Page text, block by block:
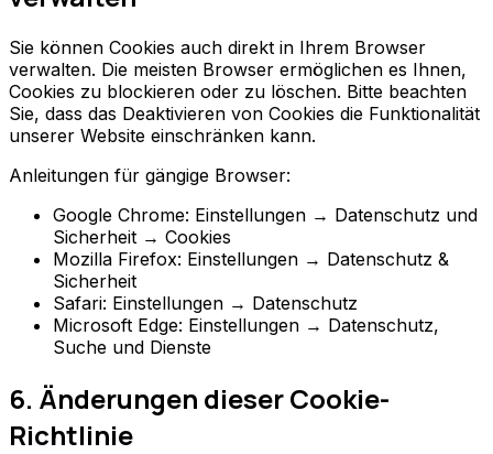
Sie können Cookies auch direkt in Ihrem Browser
verwalten. Die meisten Browser ermöglichen es Ihnen,
Cookies zu blockieren oder zu löschen. Bitte beachten
Sie, dass das Deaktivieren von Cookies die Funktionalität
unserer Website einschränken kann.
Anleitungen für gängige Browser:
Google Chrome: Einstellungen → Datenschutz und
Sicherheit → Cookies
Mozilla Firefox: Einstellungen → Datenschutz &
Sicherheit
Safari: Einstellungen → Datenschutz
Microsoft Edge: Einstellungen → Datenschutz,
Suche und Dienste
6. Änderungen dieser Cookie-
Richtlinie